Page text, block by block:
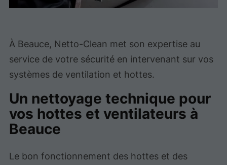
À Beauce, Netto-Clean met son expertise au
service de votre sécurité en intervenant sur vos
systèmes de ventilation et hottes.
Un nettoyage technique pour
vos hottes et ventilateurs à
Beauce
Le bon fonctionnement des hottes et des